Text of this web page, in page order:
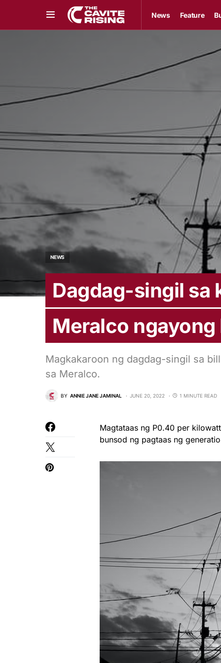
News Feature
NEWS
Dagdag-singil sa
Meralco ngayong
Magkakaroon ng dagdag-singil sa
sa Meralco.
BY ANNIE JANE JAMINAL JUNE 20, 2022 1 MINUTE READ
Magtataas ng P0.40 per
bunsod ng pagtaas ng